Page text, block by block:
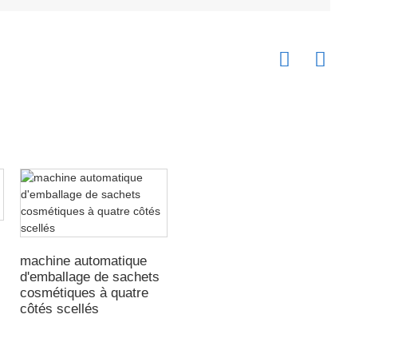
machine automatique
d'emballage de sachets
cosmétiques à quatre
côtés scellés